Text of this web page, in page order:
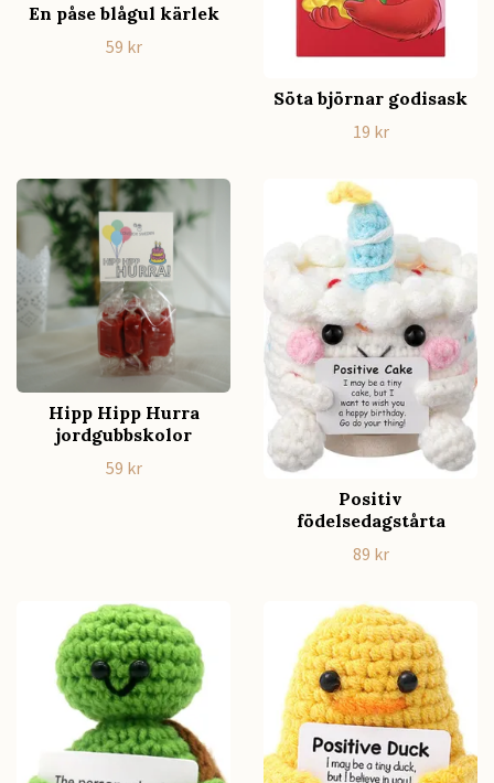
En påse blågul kärlek
59 kr
Söta björnar godisask
19 kr
Hipp Hipp Hurra
jordgubbskolor
59 kr
Positiv
födelsedagstårta
89 kr